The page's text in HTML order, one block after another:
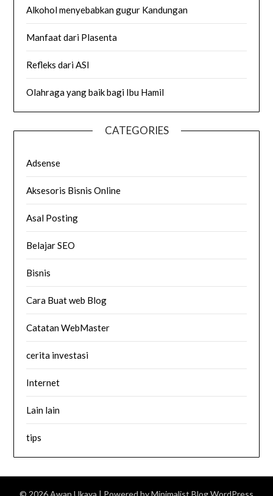
Alkohol menyebabkan gugur Kandungan
Manfaat dari Plasenta
Refleks dari ASI
Olahraga yang baik bagi Ibu Hamil
CATEGORIES
Adsense
Aksesoris Bisnis Online
Asal Posting
Belajar SEO
Bisnis
Cara Buat web Blog
Catatan WebMaster
cerita investasi
Internet
Lain lain
tips